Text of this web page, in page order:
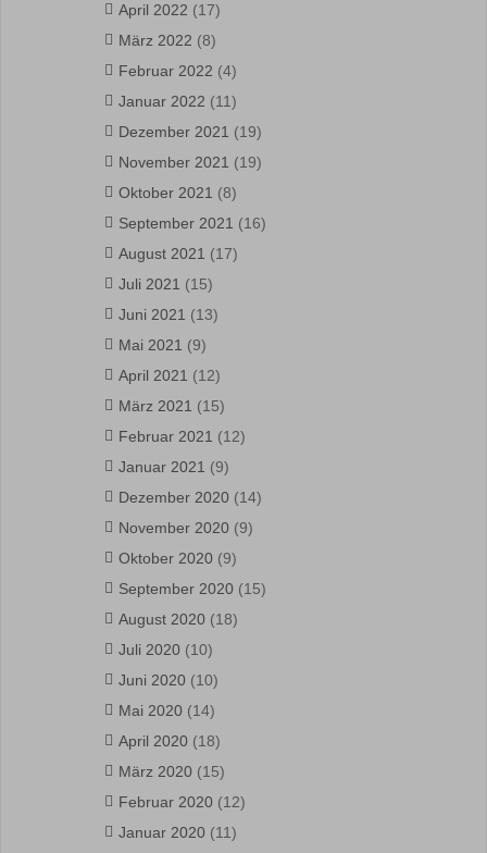
April 2022 (17)
März 2022 (8)
Februar 2022 (4)
Januar 2022 (11)
Dezember 2021 (19)
November 2021 (19)
Oktober 2021 (8)
September 2021 (16)
August 2021 (17)
Juli 2021 (15)
Juni 2021 (13)
Mai 2021 (9)
April 2021 (12)
März 2021 (15)
Februar 2021 (12)
Januar 2021 (9)
Dezember 2020 (14)
November 2020 (9)
Oktober 2020 (9)
September 2020 (15)
August 2020 (18)
Juli 2020 (10)
Juni 2020 (10)
Mai 2020 (14)
April 2020 (18)
März 2020 (15)
Februar 2020 (12)
Januar 2020 (11)